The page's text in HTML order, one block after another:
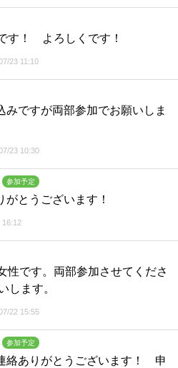
す！ よろしくです！
23 11:10
みですが両部参加でお願いしま
23 10:30
参加予定
がとうございます！
16:12
性です。両部参加させてくださ
します。
22 15:55
参加予定
絡ありがとうございます！ 申